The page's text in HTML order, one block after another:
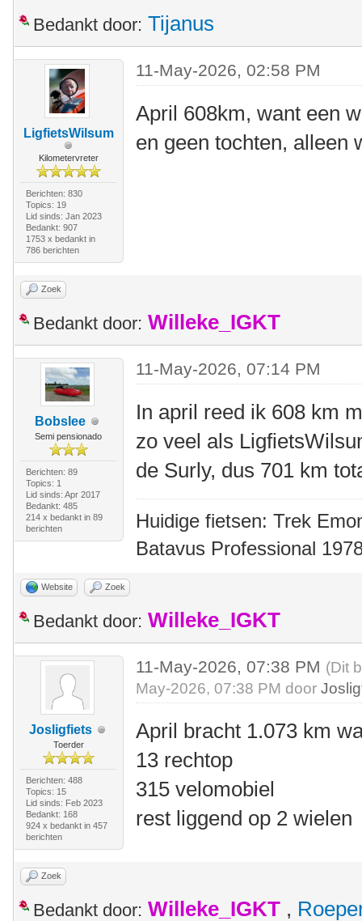
Bedankt door: Tijanus
LigfietsWilsum
Kilometervreter
Berichten: 830
Topics: 19
Lid sinds: Jan 2023
Bedankt: 907
1753 x bedankt in
786 berichten
11-May-2026, 02:58 PM
April 608km, want een
en geen tochten, alleen
Zoek
Bedankt door: Willeke_IGKT
Bobslee
Semi pensionado
Berichten: 89
Topics: 1
Lid sinds: Apr 2017
Bedankt: 485
214 x bedankt in 89
berichten
11-May-2026, 07:14 PM
In april reed ik 608 km
zo veel als
de Surly, dus 701 km
Huidige fietsen: Trek
Batavus Professional
Website Zoek
Bedankt door: Willeke_IGKT
Josligfiets
Toerder
Berichten: 488
Topics: 15
Lid sinds: Feb 2023
Bedankt: 168
924 x bedankt in 457
berichten
11-May-2026, 07:38 PM (Dit
May-2026, 07:38 PM door
April bracht 1.073 km
13 rechtop
315 velomobiel
rest liggend op 2 wielen
Zoek
Bedankt door: Willeke_IGKT ,